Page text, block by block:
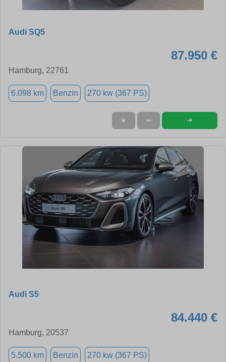
Audi SQ5
87.950 €
Hamburg, 22761
6.098 km Benzin 270 kw (367 PS)
★ ➦ ➜
Audi S5
84.440 €
Hamburg, 20537
5.500 km Benzin 270 kw (367 PS)